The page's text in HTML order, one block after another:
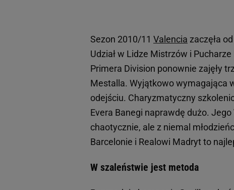
Sezon 2010/11 Valencia zaczęła
Udział w Lidze Mistrzów i
Primera Division ponownie zajęły
Mestalla. Wyjątkowo wymagająca
odejściu. Charyzmatyczny
Evera Banegi naprawdę dużo.
chaotycznie, ale z niemal
Barcelonie i Realowi Madryt to
W szaleństwie jest metoda